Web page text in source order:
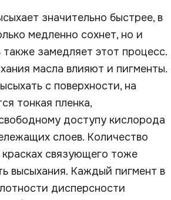
значительно быстрее, в
медленно сохнет, но и
замедляет этот процесс.
масла влияют и пигменты.
с поверхности, на
тонкая пленка,
доступу кислорода
слоев. Количество
связующего тоже
высыхания. Каждый пигмент в
дисперсности